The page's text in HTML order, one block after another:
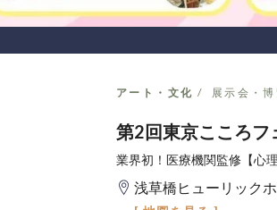
アート・文化 展示会・
第2回東京こころフ
業界初！医療機関監修【心
浅草橋ヒューリック